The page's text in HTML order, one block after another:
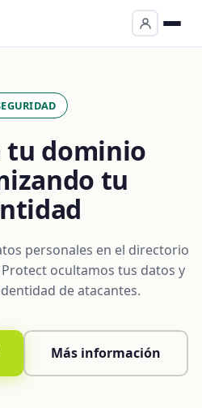
tu dominio
tu
personales en el directorio
Protect ocultamos tus datos y
de atacantes.
Más información